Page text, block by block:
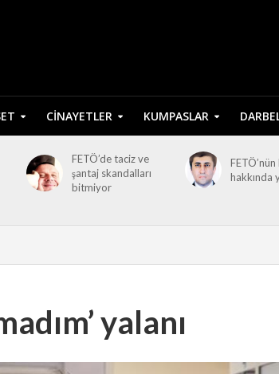
CINAYETLER KUMPASLAR
FETÖ’de taciz ve
şantaj skandalları
bitmiyor
hakkında
yalanı